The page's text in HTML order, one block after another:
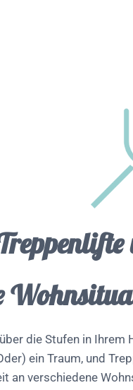
die Stufen in Ihrem
ein Traum, und
an verschiedene